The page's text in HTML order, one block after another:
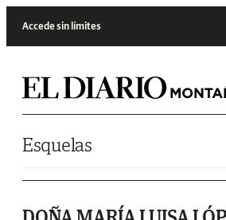
Accede sin límites
Esquelas